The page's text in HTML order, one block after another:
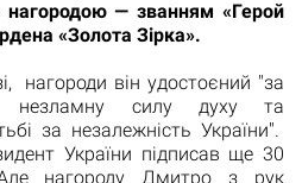
— званням «Герой
«Золота Зірка».
нагороди він удостоєний "за
незламну силу духу та
за незалежність України".
України підписав ще 30
нагороду Дмитро з рук